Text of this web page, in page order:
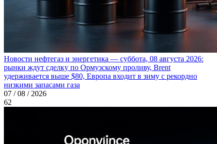
Новости нефтегаз и энергетика — суббота, 08 августа 2026:
рынки ждут сделку по Ормузскому проливу, Brent
удерживается выше $80, Европа входит в зиму с рекордно
низкими запасами газа
07 / 08 / 2026
62